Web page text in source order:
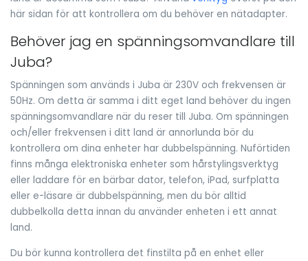
här sidan för att kontrollera om du behöver en nätadapter.
Behöver jag en spänningsomvandlare till
Juba?
Spänningen som används i Juba är 230V och frekvensen är
50Hz. Om detta är samma i ditt eget land behöver du ingen
spänningsomvandlare när du reser till Juba. Om spänningen
och/eller frekvensen i ditt land är annorlunda bör du
kontrollera om dina enheter har dubbelspänning. Nuförtiden
finns många elektroniska enheter som hårstylingsverktyg
eller laddare för en bärbar dator, telefon, iPad, surfplatta
eller e-läsare är dubbelspänning, men du bör alltid
dubbelkolla detta innan du använder enheten i ett annat
land.
Du bör kunna kontrollera det finstilta på en enhet eller